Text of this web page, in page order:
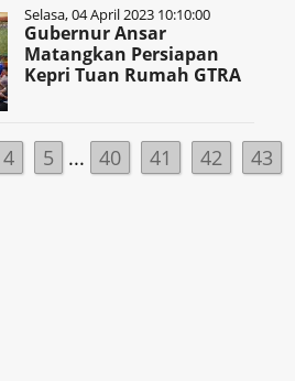
Selasa, 04 April 2023 10:10:00
Gubernur Ansar
Matangkan Persiapan
Kepri Tuan Rumah GTRA
4 5 ... 40 41 42
43